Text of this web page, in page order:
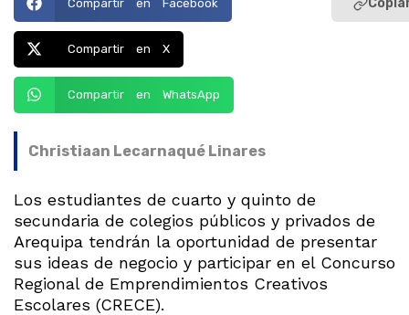
Compartir en Facebook
Compartir en X
Compartir en WhatsApp
Christiaan Lecarnaqué Linares
Los estudiantes de cuarto y quinto de
secundaria de colegios públicos y privados de
Arequipa tendrán la oportunidad de presentar
sus ideas de negocio y participar en el Concurso
Regional de Emprendimientos Creativos
Escolares (CRECE).